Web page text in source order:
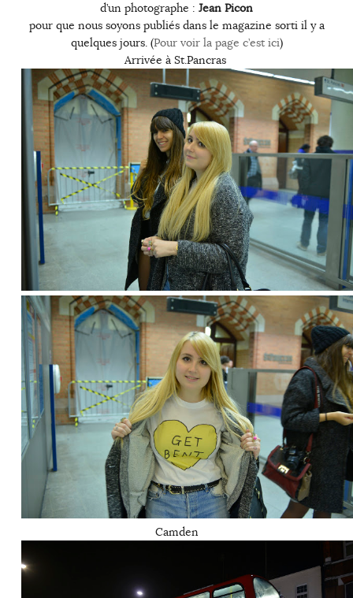
d’un photographe : Jean Picon
pour que nous soyons publiés dans le magazine sorti il y a
quelques jours. (Pour voir la page c’est ici)
Arrivée à St.Pancras
Camden